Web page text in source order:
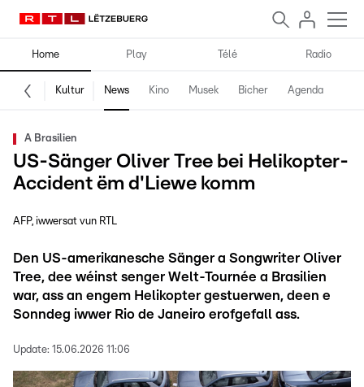
Home Play Télé Radio
Kultur News Kino Musek Bicher Agenda
A Brasilien
US-Sänger Oliver Tree bei Helikopter-
Accident ëm d'Liewe komm
AFP, iwwersat vun RTL
Den US-amerikanesche Sänger a Songwriter Oliver
Tree, dee wéinst senger Welt-Tournée a Brasilien
war, ass an engem Helikopter gestuerwen, deen e
Sonndeg iwwer Rio de Janeiro erofgefall ass.
Update: 15.06.2026 11:06